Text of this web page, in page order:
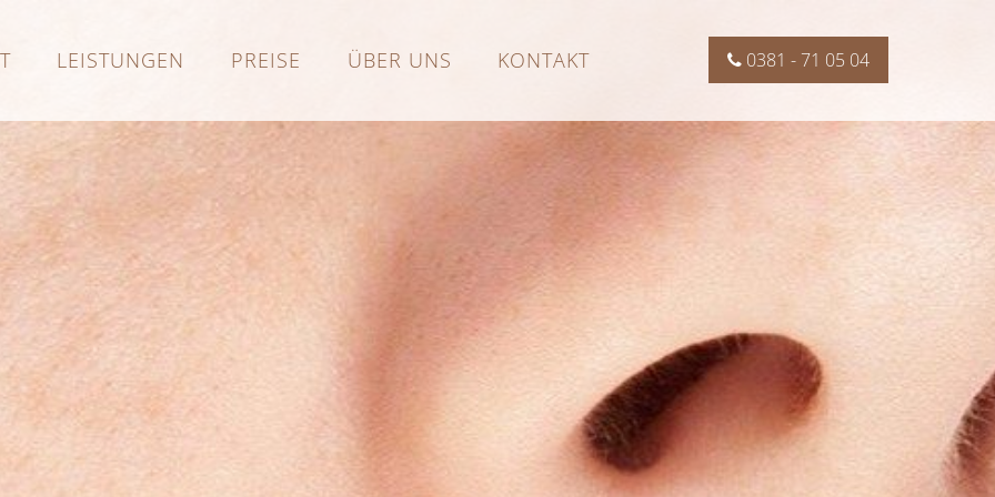
LEISTUNGEN PREISE ÜBER UNS KONTAKT  0381 - 71 05 04